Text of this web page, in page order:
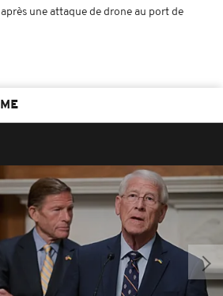
une attaque de drone au port de